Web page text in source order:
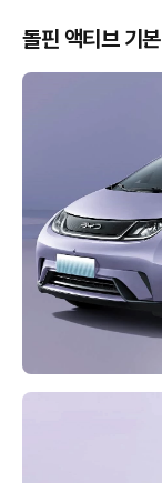
돌핀 액티브 기